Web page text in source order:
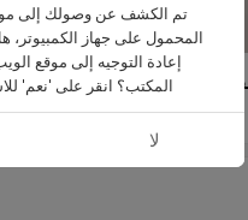
متوسطة الطول
CUS2210CY5901
تم الكشف عن وصولك إلى
المحمول على جهاز
إعادة التوجيه إلى موقع
المكتب؟ انقر على 'نعم'
لا